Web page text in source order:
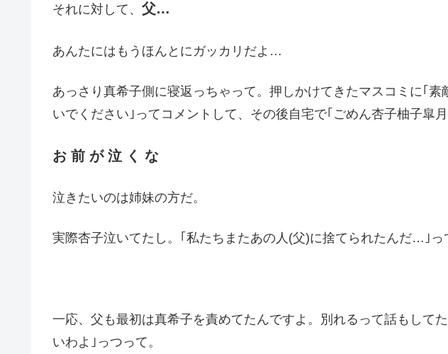
それに対して、 父…
あんたにはもうほんとにガッカリだよ…
あっさり真希子側に寝返っちゃって。押しかけてきたマスコミに｢素
いでください｣ってコメントして、その後自宅で｢ごめん杏子柚子皐
お 前 が 泣 く な
泣きたいのは姉妹の方だ。
実際杏子泣いてたし。｢私たちまたあの人(父)に捨てられたんだ…｣っ
一応、父も最初は真希子を責めてたんですよ。別れるって話もして
いわよ｣っつって。